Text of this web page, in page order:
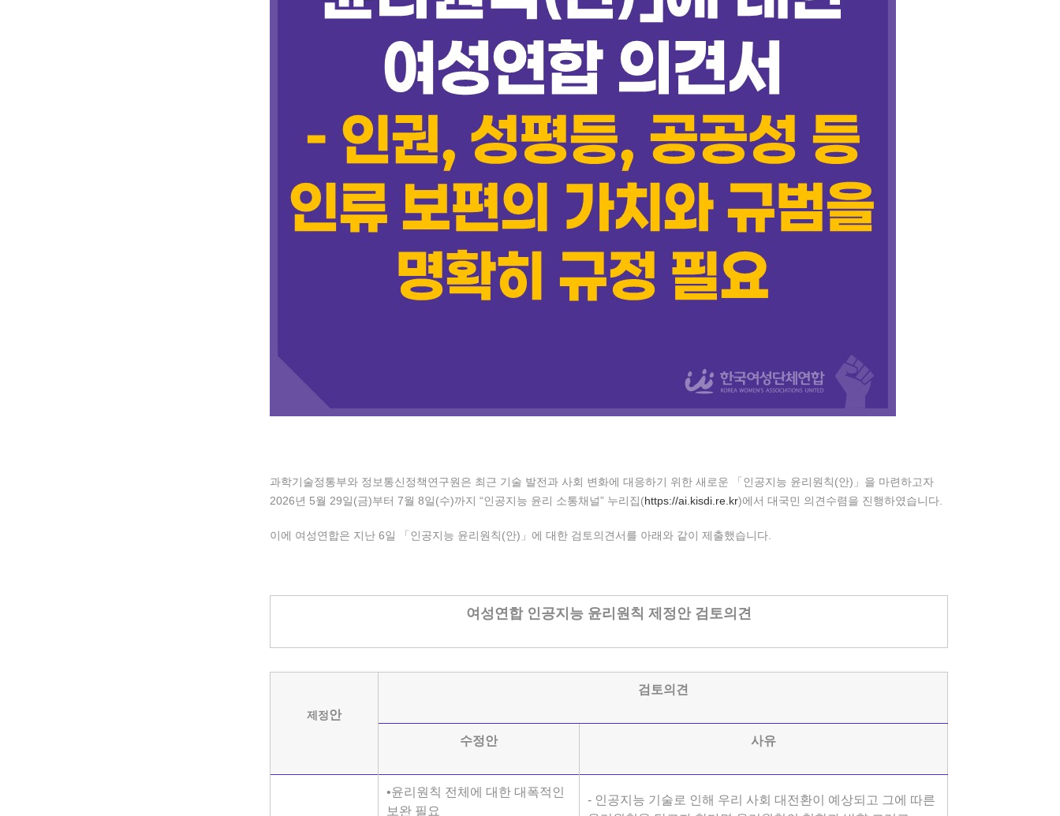
과학기술정통부와 정보통신정책연구원은 최근 기술 발전과 사회 변화에 대응하기 위한 새로운 「인공지능 윤리원칙(안)」을 마련하고자
2026년 5월 29일(금)부터 7월 8일(수)까지 “인공지능 윤리 소통채널” 누리집(https://ai.kisdi.re.kr)에서 대국민 의견수렴을 진행하였습니다.
이에 여성연합은 지난 6일 「인공지능 윤리원칙(안)」에 대한 검토의견서를 아래와 같이 제출했습니다.
여성연합 인공지능 윤리원칙 제정안 검토의견
제정안
검토의견
수정안 사유
•윤리원칙 전체에 대한 대폭적인
보완 필요
- 인공지능 기술로 인해 우리 사회 대전환이 예상되고 그에 따른